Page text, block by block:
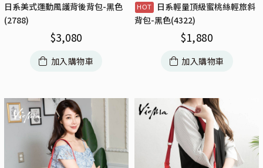
日系美式運動風護背後背包-黑色
(2788)
$3,080
加入購物車
日系輕量頂級蜜桃絲輕旅斜
背包-黑色(4322)
$1,880
加入購物車